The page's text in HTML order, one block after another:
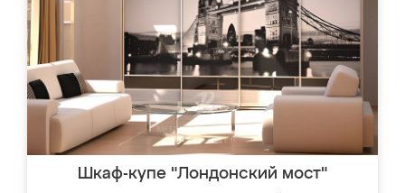
Шкаф-купе "Лондонский мост"